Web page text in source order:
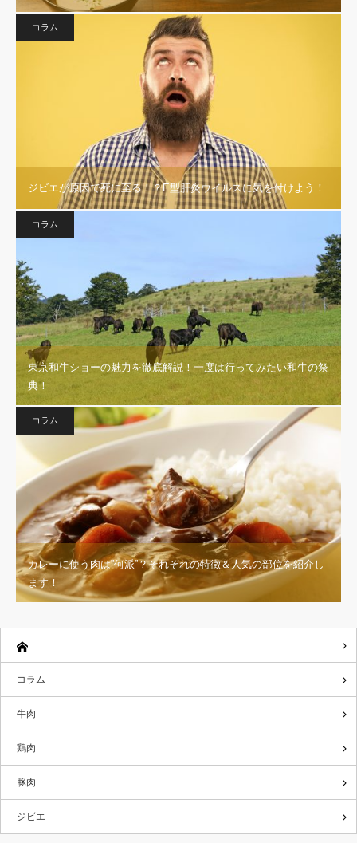
コラム
ジビエが原因で死に至る！？E型肝炎ウイルスに気を付けよう！
コラム
東京和牛ショーの魅力を徹底解説！一度は行ってみたい和牛の祭
典！
コラム
カレーに使う肉は”何派”？それぞれの特徴＆人気の部位を紹介し
ます！
コラム
牛肉
鶏肉
豚肉
ジビエ